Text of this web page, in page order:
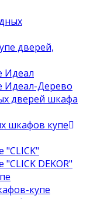
дверей,
Идеал
Идеал-Дерево
дверей шкафа
шкафов купе
"CLICK"
DEKOR"
купе